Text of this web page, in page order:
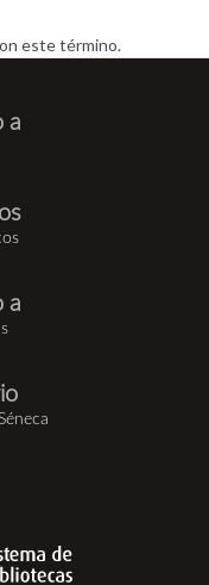
este término.
a
a